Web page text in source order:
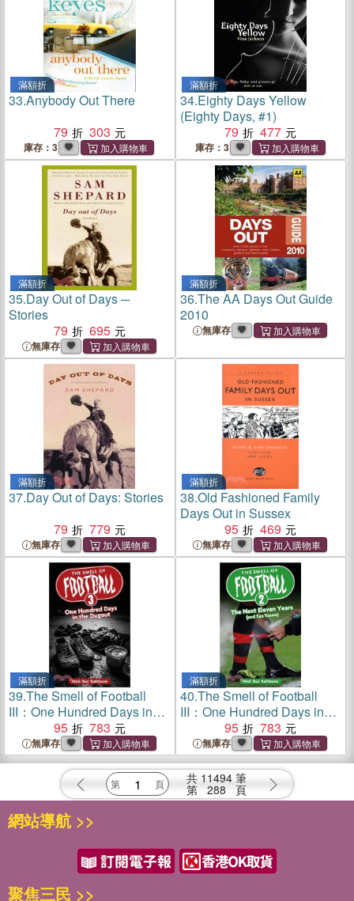
滿額折
33.Anybody Out There
79
303
庫存：3
滿額折
34.Eighty Days Yellow
(Eighty Days, #1)
79
477
庫存：3
滿額折
35.Day Out of Days ─
Stories
79
695
無庫存
滿額折
36.The AA Days Out Guide
2010
無庫存
滿額折
37.Day Out of Days: Stories
79
779
無庫存
滿額折
38.Old Fashioned Family
Days Out in Sussex
95
469
無庫存
滿額折
39.The Smell of Football
III：One Hundred Days in
the Dug Out
95 783
無庫存
滿額折
40.The Smell of Football
III：One Hundred Days in
the Dug Out
95 783
無庫存
共 11494 筆
第 288 頁
網站導航 >>
聚焦三民 >>